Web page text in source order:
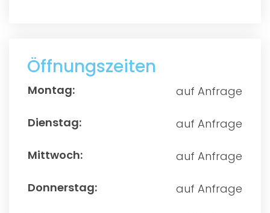
Öffnungszeiten
auf Anfrage
auf Anfrage
auf Anfrage
auf Anfrage